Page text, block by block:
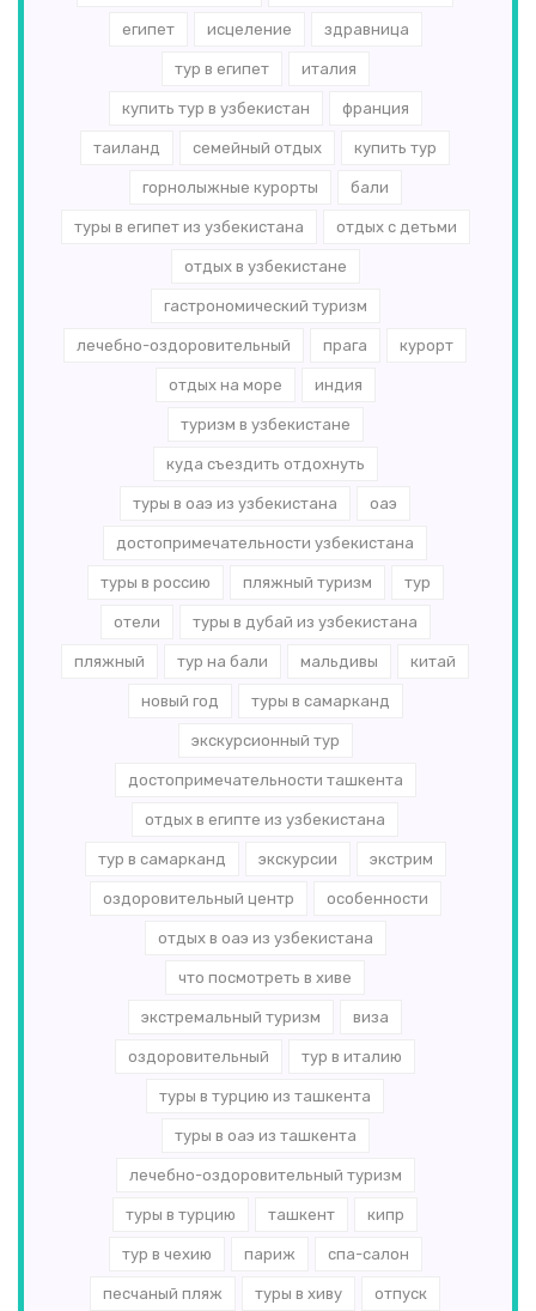
египет исцеление здравница
тур в египет италия
купить тур в узбекистан франция
таиланд семейный отдых купить тур
горнолыжные курорты бали
туры в египет из узбекистана отдых с детьми
отдых в узбекистане
гастрономический туризм
лечебно-оздоровительный прага курорт
отдых на море индия
туризм в узбекистане
куда съездить отдохнуть
туры в оаэ из узбекистана оаэ
достопримечательности узбекистана
туры в россию пляжный туризм тур
отели туры в дубай из узбекистана
пляжный тур на бали мальдивы китай
новый год туры в самарканд
экскурсионный тур
достопримечательности ташкента
отдых в египте из узбекистана
тур в самарканд экскурсии экстрим
оздоровительный центр особенности
отдых в оаэ из узбекистана
что посмотреть в хиве
экстремальный туризм виза
оздоровительный тур в италию
туры в турцию из ташкента
туры в оаэ из ташкента
лечебно-оздоровительный туризм
туры в турцию ташкент кипр
тур в чехию париж спа-салон
песчаный пляж туры в хиву отпуск